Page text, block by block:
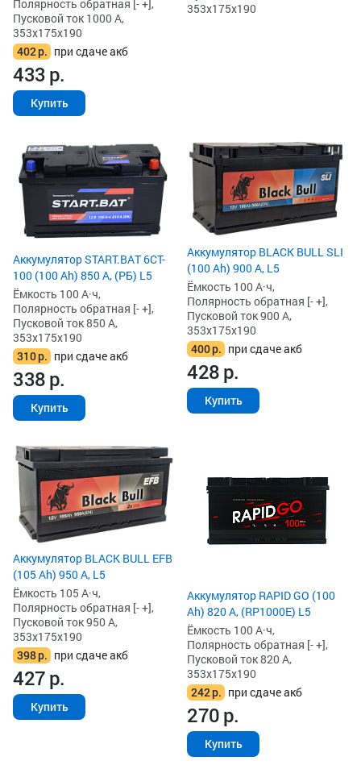
Полярность обратная [- +],
Пусковой ток 1000 А,
353x175x190
402р. при сдаче акб
433р.
Купить
353x175x190
Аккумулятор START.BAT 6CT-
100 (100 Ah) 850 А, (РБ) L5
Ёмкость 100 А·ч,
Полярность обратная [- +],
Пусковой ток 850 А,
353x175x190
310р. при сдаче акб
338р.
Купить
Аккумулятор BLACK BULL SLI
(100 Ah) 900 А, L5
Ёмкость 100 А·ч,
Полярность обратная [- +],
Пусковой ток 900 А,
353x175x190
400р. при сдаче акб
428р.
Купить
Аккумулятор BLACK BULL EFB
(105 Ah) 950 А, L5
Ёмкость 105 А·ч,
Полярность обратная [- +],
Пусковой ток 950 А,
353x175x190
398р. при сдаче акб
427р.
Купить
Аккумулятор RAPID GO (100
Ah) 820 А, (RP1000E) L5
Ёмкость 100 А·ч,
Полярность обратная [- +],
Пусковой ток 820 А,
353x175x190
242р. при сдаче акб
270р.
Купить